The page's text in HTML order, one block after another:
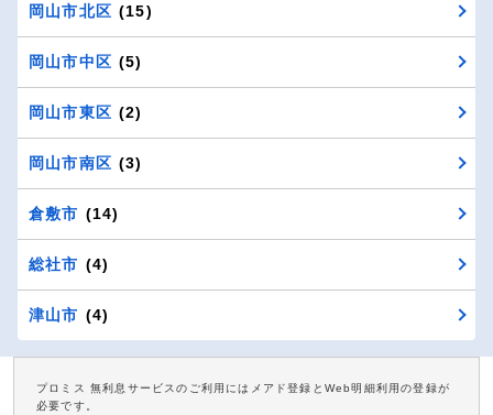
岡山市北区 (15)
岡山市中区 (5)
岡山市東区 (2)
岡山市南区 (3)
倉敷市 (14)
総社市 (4)
津山市 (4)
プロミス 無利息サービスのご利用にはメアド登録とWeb明細利用の登録が
必要です。